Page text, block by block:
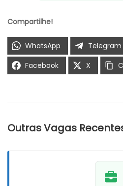
Compartilhe!
WhatsApp Telegram
Facebook
X
Outras Vagas